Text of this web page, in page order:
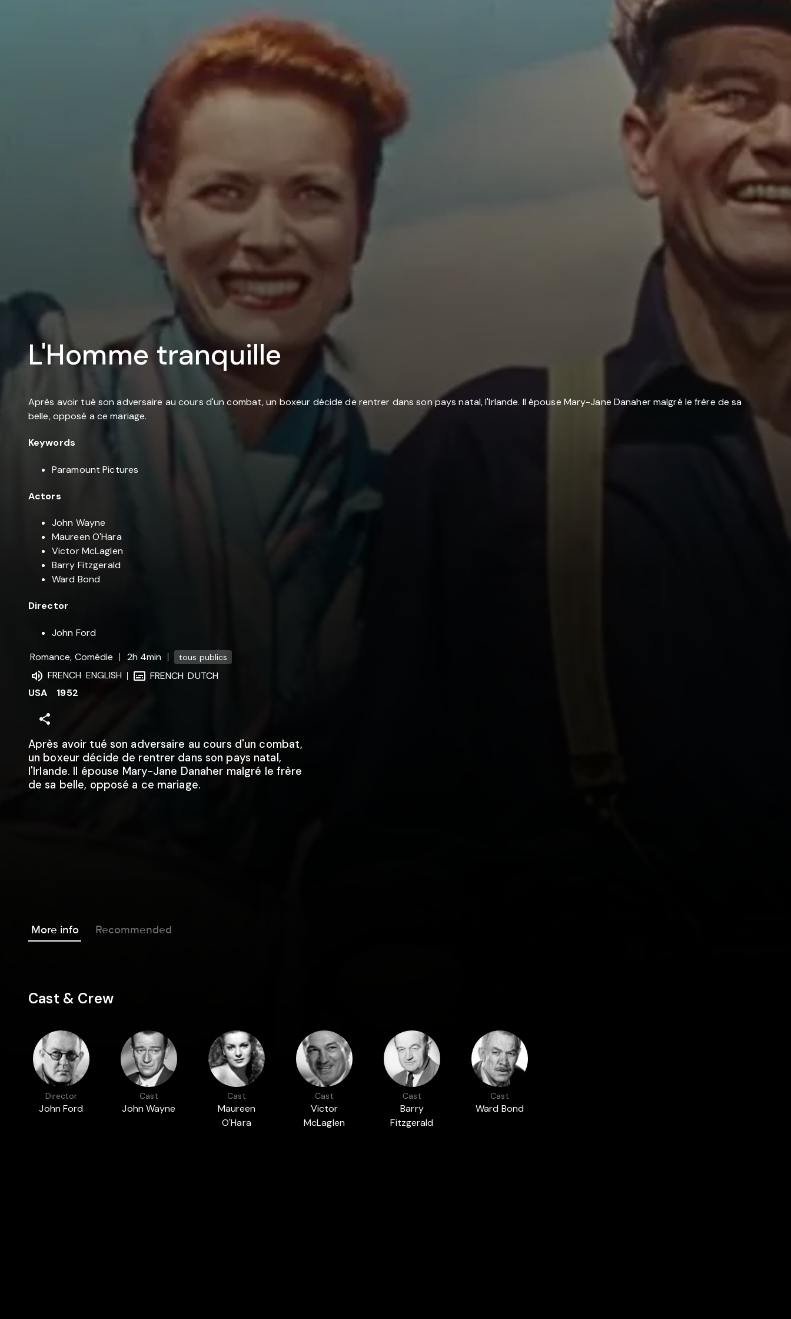
L'Homme tranquille
Après avoir tué son adversaire au cours d'un combat, un boxeur décide de rentrer dans son pays natal, l'Irlande. Il épouse Mary-Jane Danaher malgré le frère de sa
belle, opposé a ce mariage.
Keywords
Paramount Pictures
Actors
John Wayne
Maureen O'Hara
Victor McLaglen
Barry Fitzgerald
Ward Bond
Director
John Ford
Romance, Comédie
2h 4min tous publics
FRENCH ENGLISH FRENCH DUTCH
USA
1952
Après avoir tué son adversaire au cours d'un combat,
un boxeur décide de rentrer dans son pays natal,
l'Irlande. Il épouse Mary-Jane Danaher malgré le frère
de sa belle, opposé a ce mariage.
More info Recommended
Cast & Crew
Director
John Ford
Cast
John Wayne
Cast
Maureen
O'Hara
Cast
Victor
McLaglen
Cast
Barry
Fitzgerald
Cast
Ward Bond